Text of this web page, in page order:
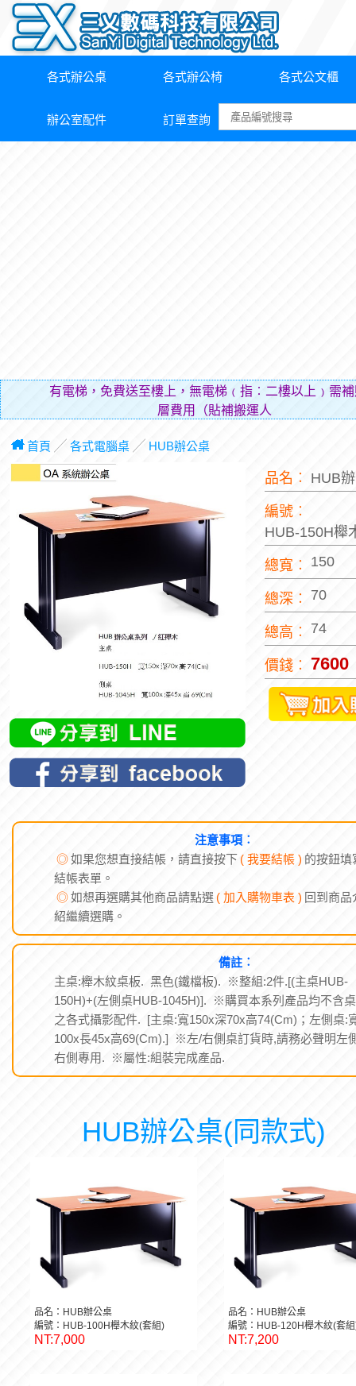
各式辦公桌 各式辦公椅 各式公文櫃
辦公室配件 訂單查詢
有電梯，免費送至樓上，無電梯﹙指︰二樓以上﹚需
層費用（貼補搬運人的辛勞）
首頁 ╱ 各式電腦桌╱ HUB辦公桌
品名︰ HUB
編號︰
HUB-150H櫸
總寬︰ 150
總深︰ 70
總高︰ 74
價錢︰ 7600
注意事項︰
◎如果您想直接結帳，請直接按下 ( 我要結帳 ) 的按鈕填
結帳表單。
◎如想再選購其他商品請點選 ( 加入購物車表 ) 回到商品
紹繼續選購。
備註︰
主桌:櫸木紋桌板. 黑色(鐵檔板). ※整組:2件.[(主桌HUB-
150H)+(左側桌HUB-1045H)]. ※購買本系列產品均不含
之各式攝影配件. [主桌:寬150x深70x高74(Cm)；左側桌:
100x長45x高69(Cm).] ※左/右側桌訂貨時,請務必聲明左
右側專用. ※屬性:組裝完成產品.
HUB辦公桌(同款式)
品名：HUB辦公桌
編號：HUB-100H櫸木紋(套組)
NT:7,000
品名：HUB辦公桌
編號：HUB-120H櫸木紋(套
NT:7,200